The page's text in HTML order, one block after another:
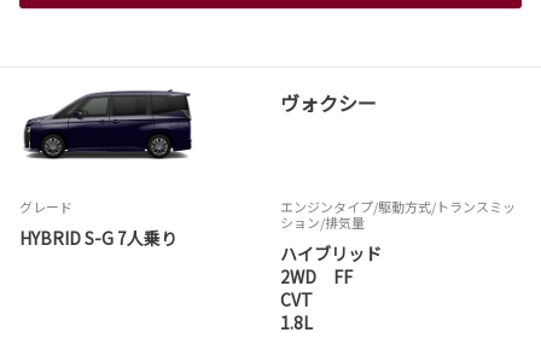
ヴォクシー
グレード
HYBRID S-G 7人乗り
エンジンタイプ/駆動方式/トランスミッ
ション/排気量
ハイブリッド
2WD FF
CVT
1.8L